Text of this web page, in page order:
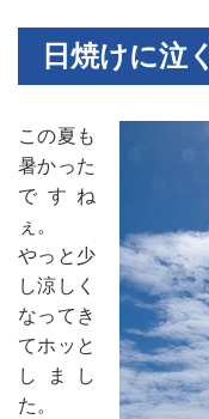
日焼けに泣く
この夏も
暑かった
ですね
ぇ。
やっと少
し涼しく
なってき
てホッと
しまし
た。